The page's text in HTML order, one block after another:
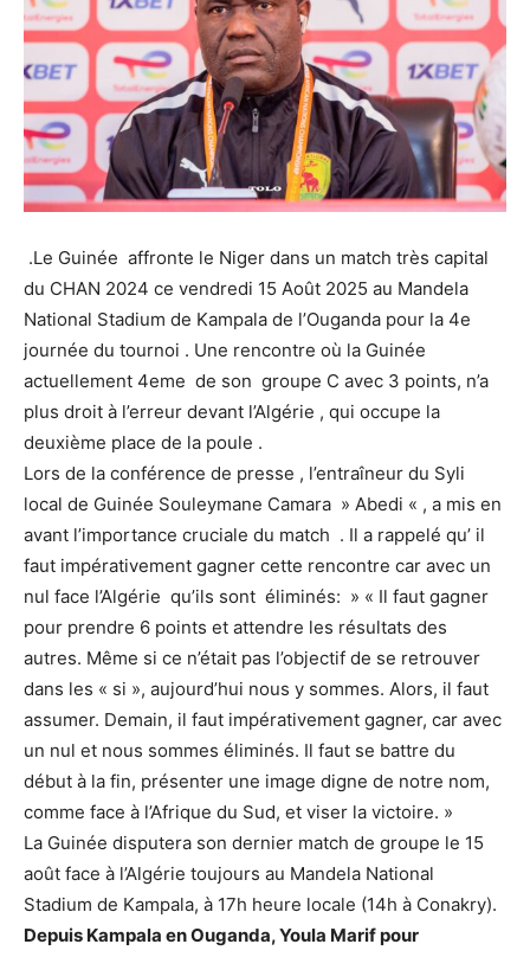
.Le Guinée affronte le Niger dans un match très capital
du CHAN 2024 ce vendredi 15 Août 2025 au Mandela
National Stadium de Kampala de l’Ouganda pour la 4e
journée du tournoi . Une rencontre où la Guinée
actuellement 4eme de son groupe C avec 3 points, n’a
plus droit à l’erreur devant l’Algérie , qui occupe la
deuxième place de la poule .
Lors de la conférence de presse , l’entraîneur du Syli
local de Guinée Souleymane Camara » Abedi « , a mis en
avant l’importance cruciale du match . Il a rappelé qu’ il
faut impérativement gagner cette rencontre car avec un
nul face l’Algérie qu’ils sont éliminés: » « Il faut gagner
pour prendre 6 points et attendre les résultats des
autres. Même si ce n’était pas l’objectif de se retrouver
dans les « si », aujourd’hui nous y sommes. Alors, il faut
assumer. Demain, il faut impérativement gagner, car avec
un nul et nous sommes éliminés. Il faut se battre du
début à la fin, présenter une image digne de notre nom,
comme face à l’Afrique du Sud, et viser la victoire. »
La Guinée disputera son dernier match de groupe le 15
août face à l’Algérie toujours au Mandela National
Stadium de Kampala, à 17h heure locale (14h à Conakry).
Depuis Kampala en Ouganda, Youla Marif pour